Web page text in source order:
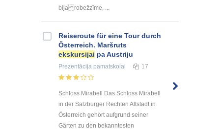
bija robežzīme, ...
Reiseroute für eine Tour durch
Österreich. Maršruts
ekskursijai pa Austriju
Prezentācija pamatskolai 17
Schloss Mirabell Das Schloss Mirabell
in der Salzburger Rechten Altstadt in
Österreich gehört aufgrund seiner
Gärten zu den bekanntesten